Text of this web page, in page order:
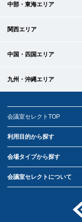
中部・東海エリア
関西エリア
中国・四国エリア
九州・沖縄エリア
会議室セレクトTOP
利用目的から探す
会場タイプから探す
会議室セレクトについて